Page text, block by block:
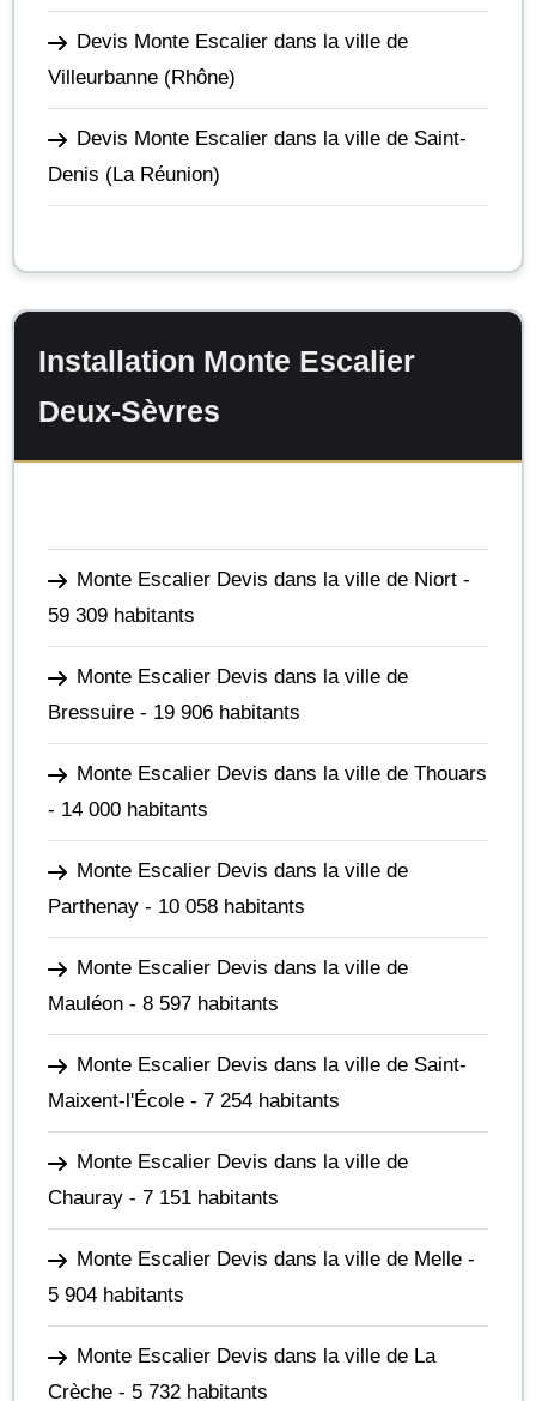
Devis Monte Escalier dans la ville de
Villeurbanne (Rhône)
Devis Monte Escalier dans la ville de Saint-
Denis (La Réunion)
Installation Monte Escalier
Deux-Sèvres
Monte Escalier Devis dans la ville de Niort -
59 309 habitants
Monte Escalier Devis dans la ville de
Bressuire - 19 906 habitants
Monte Escalier Devis dans la ville de Thouars
- 14 000 habitants
Monte Escalier Devis dans la ville de
Parthenay - 10 058 habitants
Monte Escalier Devis dans la ville de
Mauléon - 8 597 habitants
Monte Escalier Devis dans la ville de Saint-
Maixent-l'École - 7 254 habitants
Monte Escalier Devis dans la ville de
Chauray - 7 151 habitants
Monte Escalier Devis dans la ville de Melle -
5 904 habitants
Monte Escalier Devis dans la ville de La
Crèche - 5 732 habitants